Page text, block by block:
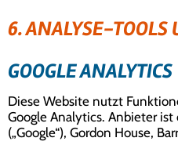
6. ANALYSE-TOOLS
GOOGLE ANALYTICS
Diese Website nutzt
Google Analytics. Anbieter
(„Google“), Gordon House,